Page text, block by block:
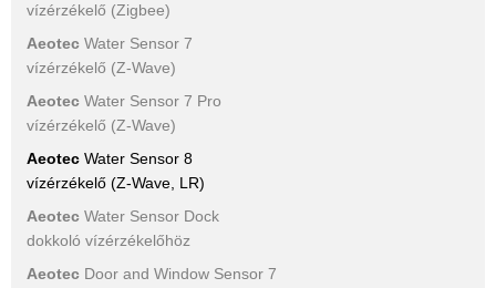
vízérzékelő (Zigbee)
Aeotec Water Sensor 7
vízérzékelő (Z-Wave)
Aeotec Water Sensor 7 Pro
vízérzékelő (Z-Wave)
Aeotec Water Sensor 8
vízérzékelő (Z-Wave, LR)
Aeotec Water Sensor Dock
dokkoló vízérzékelőhöz
Aeotec Door and Window Sensor 7